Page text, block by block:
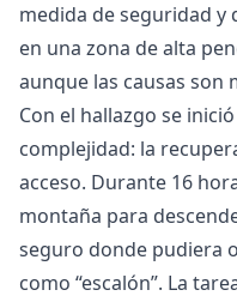
medida de seguridad y
en una zona de alta
aunque las causas son
Con el hallazgo se
complejidad: la
acceso. Durante 16
montaña para
seguro donde pudiera
como “escalón”. La